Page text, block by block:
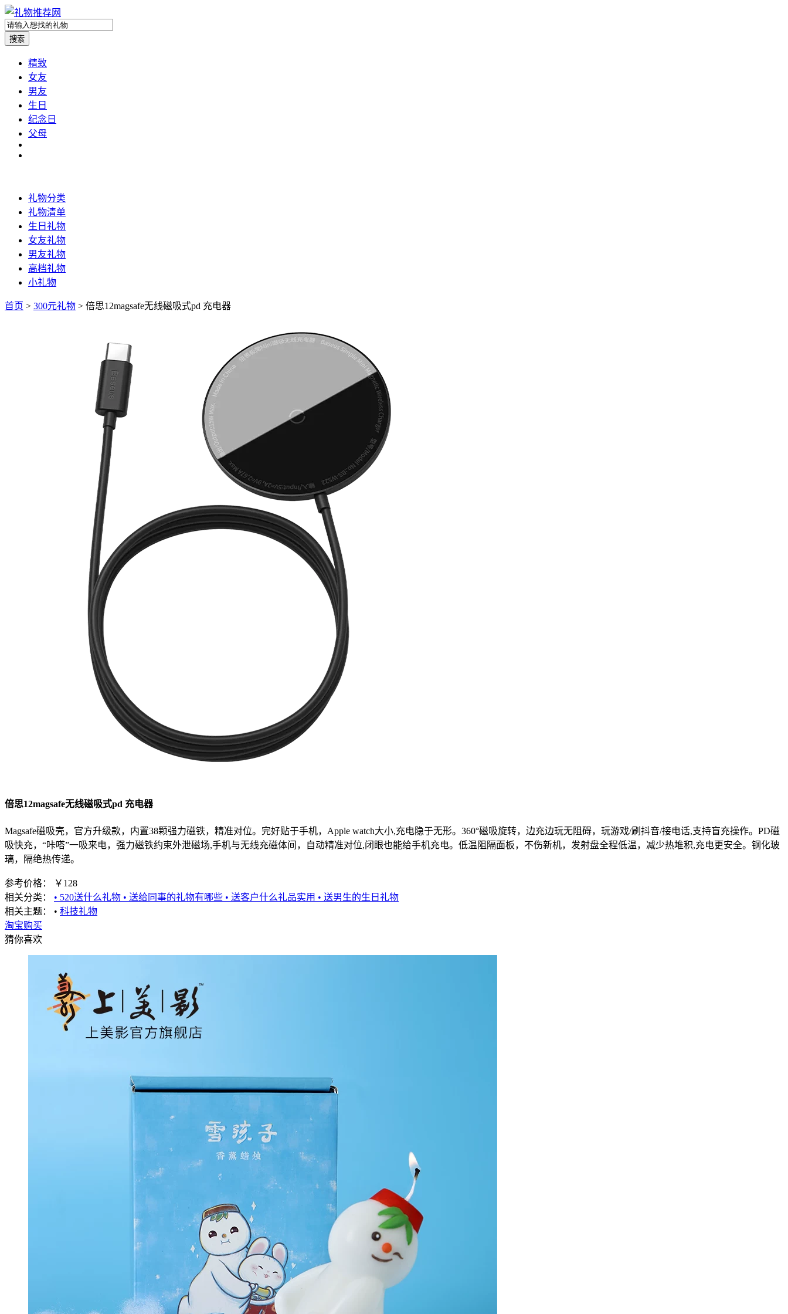
精致
女友
男友
生日
纪念日
父母
礼物分类
礼物清单
生日礼物
女友礼物
男友礼物
高档礼物
小礼物
首页 > 300元礼物 > 倍思12magsafe无线磁吸式pd 充电器
倍思12magsafe无线磁吸式pd 充电器
Magsafe磁吸壳，官方升级款，内置38颗强力磁铁，精准对位。完好贴于手机，Apple watch大小,充电隐于无形。360°磁吸旋转，边充边玩无阻碍，玩游戏/刷抖音/接电话,支持盲充操作。PD磁
吸快充，“咔嗒”一吸来电，强力磁铁约束外泄磁场,手机与无线充磁体间，自动精准对位,闭眼也能给手机充电。低温阻隔面板，不伤新机，发射盘全程低温，减少热堆积,充电更安全。钢化玻
璃，隔绝热传递。
参考价格：
￥128
相关分类：
• 520送什么礼物 • 送给同事的礼物有哪些 • 送客户什么礼品实用 • 送男生的生日礼物
相关主题： • 科技礼物
淘宝购买
猜你喜欢